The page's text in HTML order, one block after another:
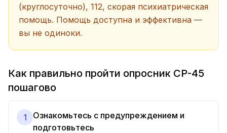
(круглосуточно), 112, скорая психиатрическая
помощь. Помощь доступна и эффективна —
вы не одиноки.
Как правильно пройти опросник СР-45
пошагово
1
Ознакомьтесь с предупреждением и
подготовьтесь